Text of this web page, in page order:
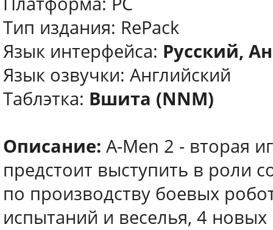
Тип издания: RePack
Язык интерфейса: Русский,
Язык озвучки: Английский
Таблэтка: Вшита (NNM)
Описание: A-Men 2 - вторая
предстоит выступить в роли
по производству боевых
испытаний и веселья, 4